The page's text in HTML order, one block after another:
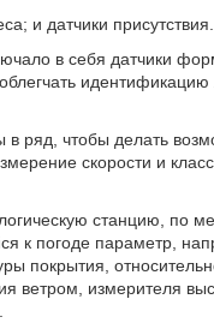
и датчики присутствия.
в себя датчики
идентификацию
в ряд, чтобы делать
скорости и
станцию, по
к погоде параметр,
покрытия,
ветром, измерителя